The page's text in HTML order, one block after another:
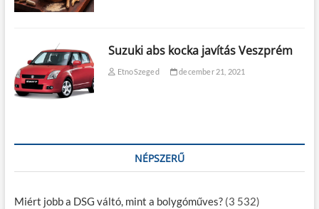
Suzuki abs kocka javítás Veszprém
EtnoSzeged december 21, 2021
NÉPSZERŰ
Miért jobb a DSG váltó, mint a bolygóműves? (3 532)